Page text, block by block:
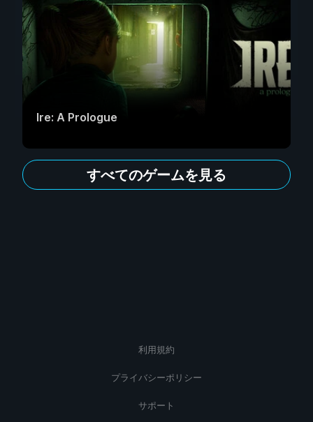
Ire: A Prologue
すべてのゲームを見る
利用規約
プライバシーポリシー
サポート